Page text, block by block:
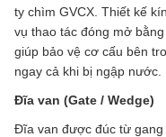
ty chìm GVCX. Thiết kế
vụ thao tác đóng mở
giúp bảo vệ cơ cấu bên
ngay cả khi bị ngập nước.
Đĩa van (Gate / Wedge)
Đĩa van được đúc từ gang